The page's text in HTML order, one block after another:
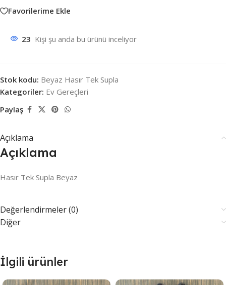
Favorilerime Ekle
23 Kişi şu anda bu ürünü inceliyor
Stok kodu: Beyaz Hasır Tek Supla
Kategoriler: Ev Gereçleri
Paylaş
Açıklama
Açıklama
Hasır Tek Supla Beyaz
Değerlendirmeler (0)
Diğer
İlgili ürünler